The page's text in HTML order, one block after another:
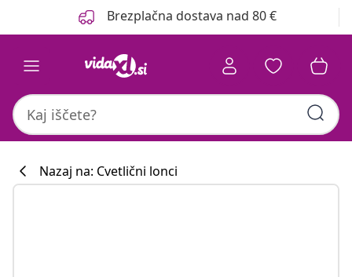
Brezplačna dostava nad 80 €
Nazaj na: Cvetlični lonci